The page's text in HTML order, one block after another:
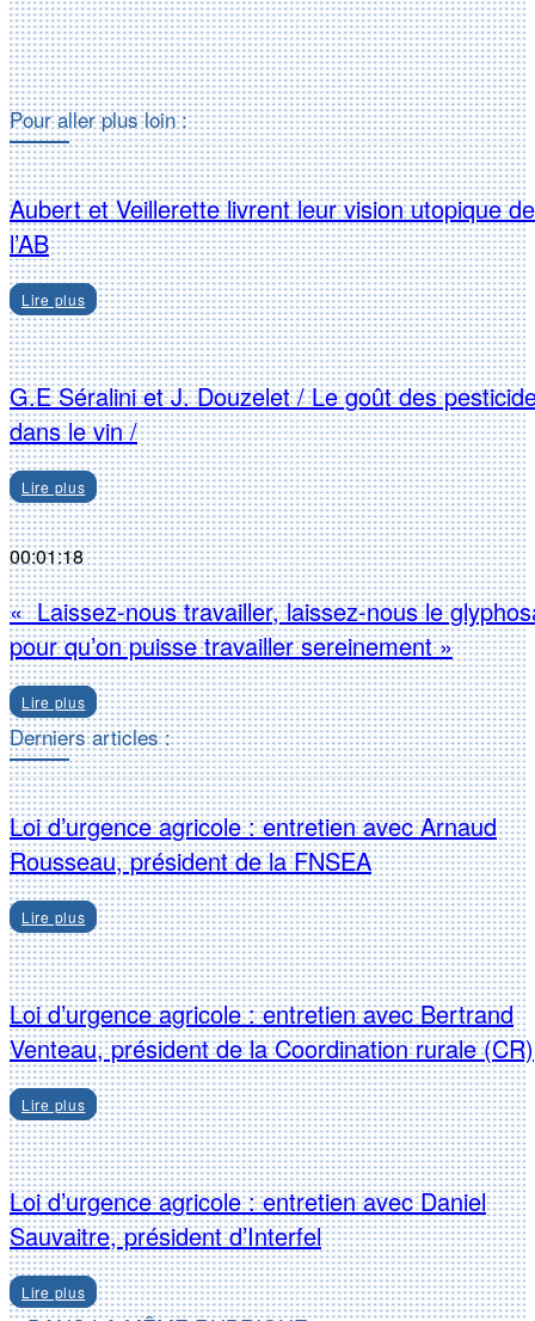
Facebook X
Pour aller plus loin :
Aubert et Veillerette livrent leur vision utopique de
l’AB
Lire plus
G.E Séralini et J. Douzelet / Le goût des
dans le vin /
Lire plus
00:01:18
« Laissez-nous travailler, laissez-nous le
pour qu’on puisse travailler sereinement »
Lire plus
Derniers articles :
Loi d’urgence agricole : entretien avec Arnaud
Rousseau, président de la FNSEA
Lire plus
Loi d’urgence agricole : entretien avec Bertrand
Venteau, président de la Coordination rurale (CR)
Lire plus
Loi d’urgence agricole : entretien avec Daniel
Sauvaitre, président d’Interfel
Lire plus